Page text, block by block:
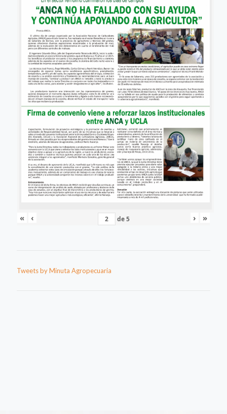
« ‹ de5 › »
Tweets by Minuta Agropecuaria